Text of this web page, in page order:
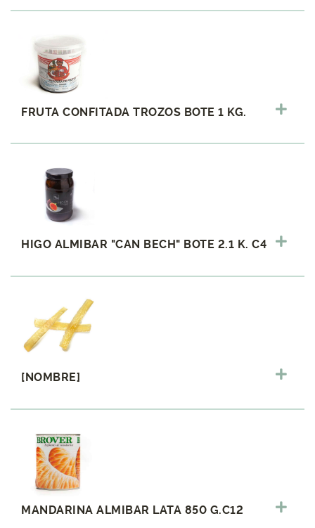
FRUTA CONFITADA TROZOS BOTE 1 KG.
HIGO ALMIBAR "CAN BECH" BOTE 2.1 K. C4
[NOMBRE]
MANDARINA ALMIBAR LATA 850 G.C12